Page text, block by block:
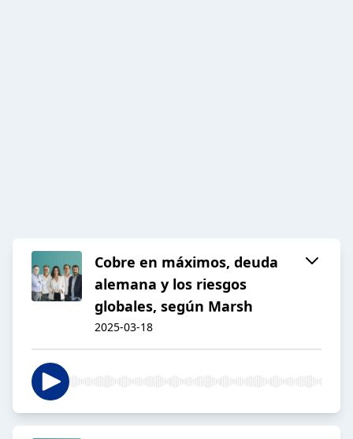
Cobre en máximos, deuda
alemana y los riesgos
globales, según Marsh
2025-03-18